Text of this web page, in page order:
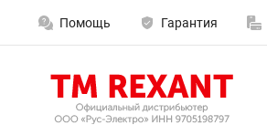
Помощь Гарантия